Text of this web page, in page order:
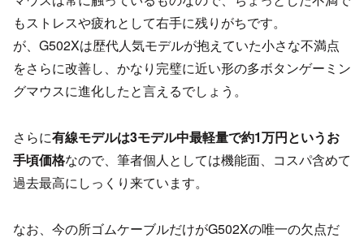
もストレスや疲れとして右手に残りがちです。
が、G502Xは歴代人気モデルが抱えていた小さな不満点
をさらに改善し、かなり完璧に近い形の多ボタンゲーミン
グマウスに進化したと言えるでしょう。
さらに有線モデルは3モデル中最軽量で約1万円というお
手頃価格なので、筆者個人としては機能面、コスパ含めて
過去最高にしっくり来ています。
なお、今の所ゴムケーブルだけがG502Xの唯一の欠点だ